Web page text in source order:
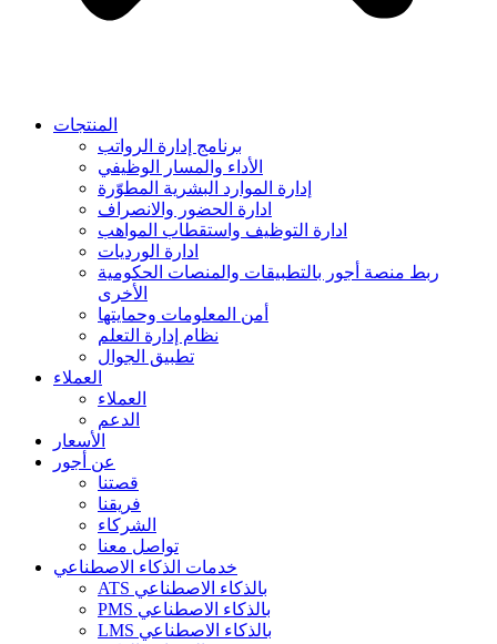
المنتجات
برنامج إدارة الرواتب
الأداء والمسار الوظيفي
إدارة الموارد البشرية المطوّرة
ادارة الحضور والانصراف
ادارة التوظيف واستقطاب المواهب
ادارة الورديات
ربط منصة أجور بالتطبيقات والمنصات الحكومية
الأخرى
أمن المعلومات وحمايتها
نظام إدارة التعلم
تطبيق الجوال
العملاء
العملاء
الدعم
الأسعار
عن أجور
قصتنا
فريقنا
الشركاء
تواصل معنا
خدمات الذكاء الاصطناعي
ATS بالذكاء الاصطناعي
PMS بالذكاء الاصطناعي
LMS بالذكاء الاصطناعي